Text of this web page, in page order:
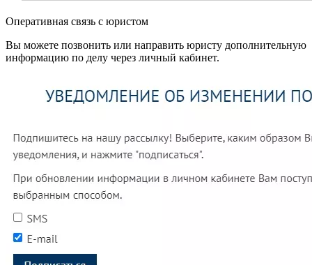
Оперативная связь с юристом
Вы можете позвонить или направить юристу дополнительную
информацию по делу через личный кабинет.